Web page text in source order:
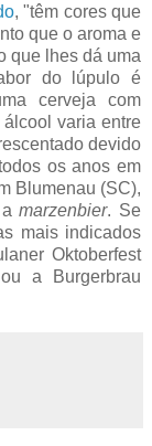
, "têm cores que
que o aroma e
que lhes dá uma
do lúpulo é
cerveja com
álcool varia entre
devido
os anos em
Blumenau (SC),
amarzenbier. Se
mais indicados
Oktoberfest
ou a Burgerbrau